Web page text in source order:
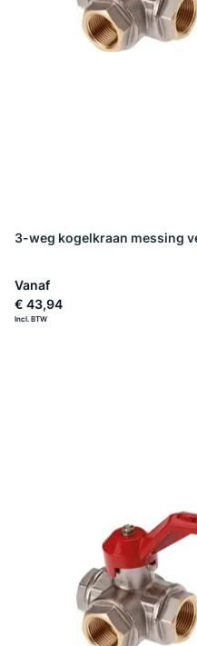
3-weg kogelkraan messing
Vanaf
€ 43,94